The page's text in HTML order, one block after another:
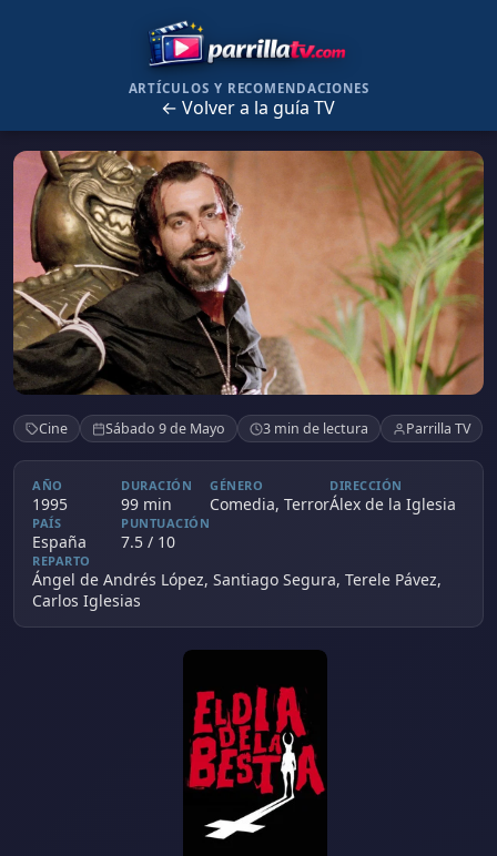
ARTÍCULOS Y RECOMENDACIONES
← Volver a la guía TV
El Día de la Bestia
Cine Sábado 9 de Mayo 3 min de lectura Parrilla TV
AÑO
1995
DURACIÓN
99 min
GÉNERO
Comedia, Terror
DIRECCIÓN
Álex de la Iglesia
PAÍS
España
PUNTUACIÓN
7.5 / 10
REPARTO
Ángel de Andrés López, Santiago Segura, Terele Pávez,
Carlos Iglesias